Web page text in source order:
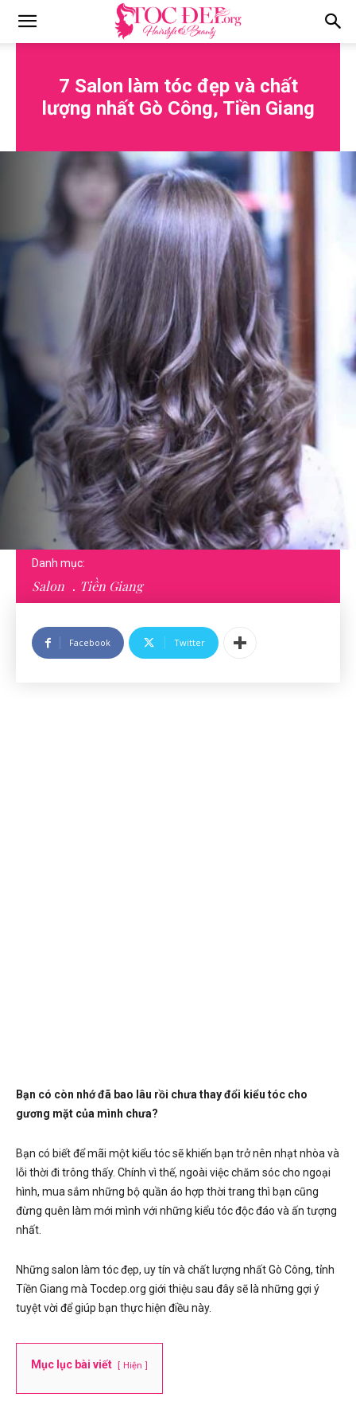
7 Salon làm tóc đẹp và chất
lượng nhất Gò Công, Tiền Giang
Danh mục:
Salon Tiền Giang
Facebook Twitter
Bạn có còn nhớ đã bao lâu rồi chưa thay đổi kiểu tóc cho
gương mặt của mình chưa?
Bạn có biết để mãi một kiểu tóc sẽ khiến bạn trở nên nhạt nhòa và
lỗi thời đi trông thấy. Chính vì thế, ngoài việc chăm sóc cho ngoại
hình, mua sắm những bộ quần áo hợp thời trang thì bạn cũng
đừng quên làm mới mình với những kiểu tóc độc đáo và ấn tượng
nhất.
Những salon làm tóc đẹp, uy tín và chất lượng nhất Gò Công, tỉnh
Tiền Giang mà Tocdep.org giới thiệu sau đây sẽ là những gợi ý
tuyệt vời để giúp bạn thực hiện điều này.
Mục lục bài viết Hiện